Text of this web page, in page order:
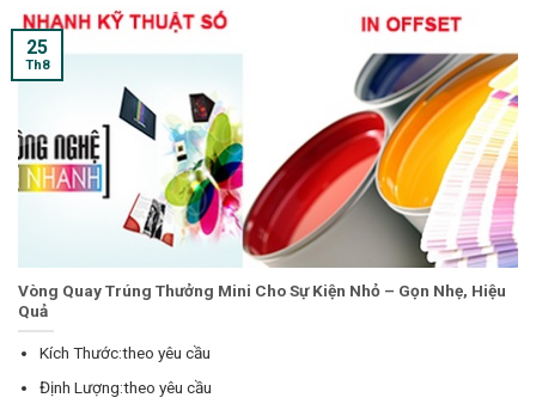
Vòng Quay Trúng Thưởng Mini Cho Sự Kiện Nhỏ – Gọn Nhẹ, Hiệu
Quả
Kích Thước:theo yêu cầu
Định Lượng:theo yêu cầu
25
Th8